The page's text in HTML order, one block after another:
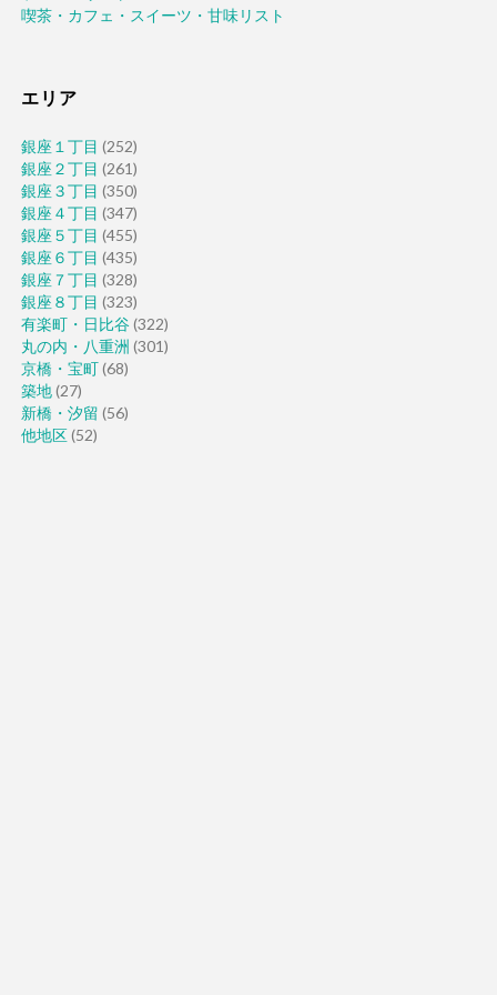
喫茶・カフェ・スイーツ・甘味リスト
エリア
銀座１丁目 (252)
銀座２丁目 (261)
銀座３丁目 (350)
銀座４丁目 (347)
銀座５丁目 (455)
銀座６丁目 (435)
銀座７丁目 (328)
銀座８丁目 (323)
有楽町・日比谷(322)
丸の内・八重洲 (301)
京橋・宝町(68)
築地(27)
新橋・汐留 (56)
他地区(52)